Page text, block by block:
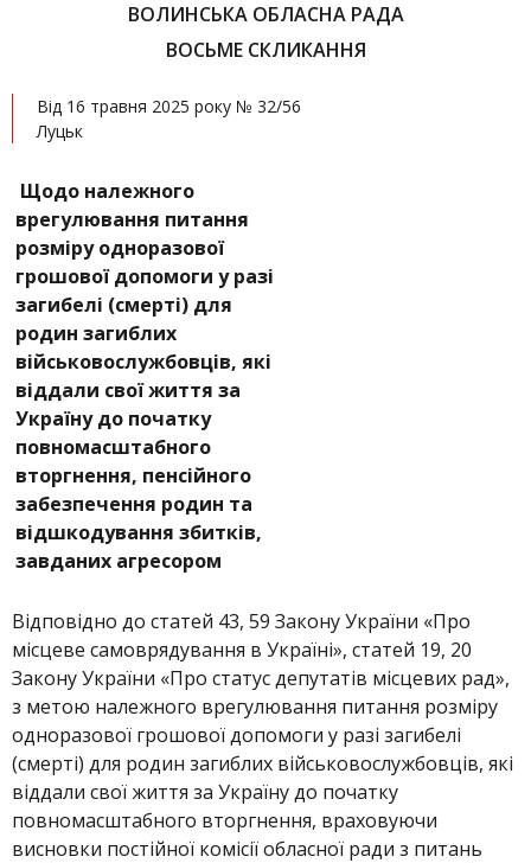
ВОЛИНСЬКА ОБЛАСНА РАДА
ВОСЬМЕ СКЛИКАННЯ
Від 16 травня 2025 року № 32/56
Луцьк
Щодо належного
врегулювання питання
розміру одноразової
грошової допомоги у разі
загибелі (смерті) для
родин загиблих
військовослужбовців, які
віддали свої життя за
Україну до початку
повномасштабного
вторгнення, пенсійного
забезпечення родин та
відшкодування збитків,
завданих агресором
Відповідно до статей 43, 59 Закону України «Про
місцеве самоврядування в Україні», статей 19, 20
Закону України «Про статус депутатів місцевих рад»,
з метою належного врегулювання питання розміру
одноразової грошової допомоги у разі загибелі
(смерті) для родин загиблих військовослужбовців, які
віддали свої життя за Україну до початку
повномасштабного вторгнення, враховуючи
висновки постійної комісії обласної ради з питань